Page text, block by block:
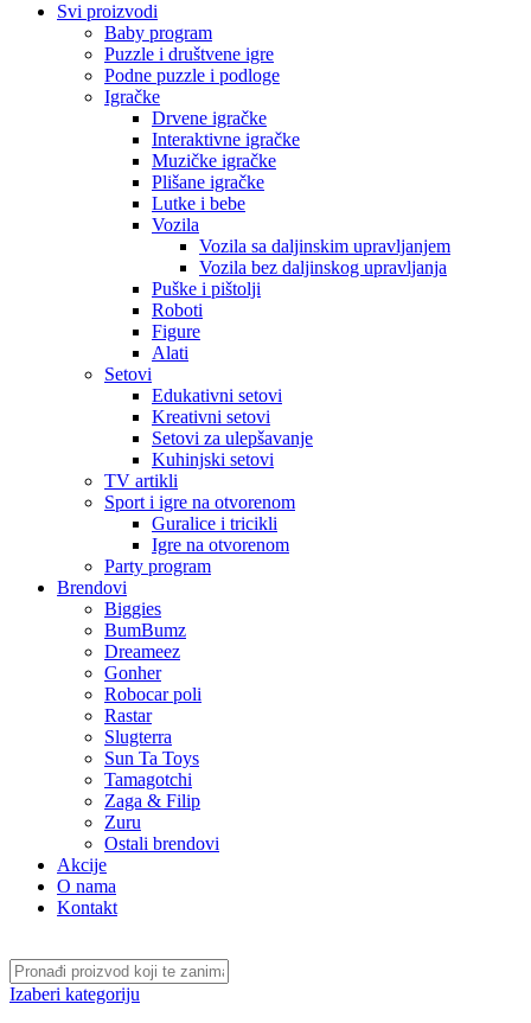
Svi proizvodi
Baby program
Puzzle i društvene igre
Podne puzzle i podloge
Igračke
Drvene igračke
Interaktivne igračke
Muzičke igračke
Plišane igračke
Lutke i bebe
Vozila
Vozila sa daljinskim upravljanjem
Vozila bez daljinskog upravljanja
Puške i pištolji
Roboti
Figure
Alati
Setovi
Edukativni setovi
Kreativni setovi
Setovi za ulepšavanje
Kuhinjski setovi
TV artikli
Sport i igre na otvorenom
Guralice i tricikli
Igre na otvorenom
Party program
Brendovi
Biggies
BumBumz
Dreameez
Gonher
Robocar poli
Rastar
Slugterra
Sun Ta Toys
Tamagotchi
Zaga & Filip
Zuru
Ostali brendovi
Akcije
O nama
Kontakt
Izaberi kategoriju